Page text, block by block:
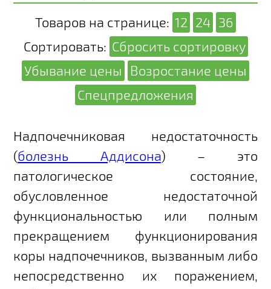
Товаров на странице: 12 24 36
Сортировать: Сбросить сортировку
Убывание цены
Возростание цены
Спецпредложения
Надпочечниковая недостаточность
(болезнь Аддисона) – это
патологическое состояние,
обусловленное недостаточной
функциональностью или полным
прекращением функционирования
коры надпочечников, вызванным либо
непосредственно их поражением,